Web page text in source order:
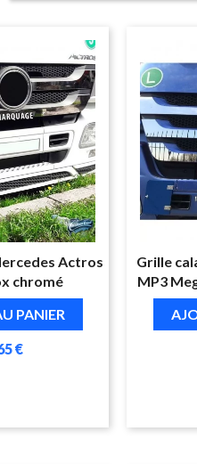
Actros
chromé
PANIER
€
Grille
MP3